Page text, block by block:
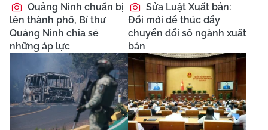
Quảng Ninh chuẩn bị
lên thành phố, Bí thư
Quảng Ninh chia sẻ
những áp lực
Sửa Luật Xuất bản:
Đổi mới để thúc đẩy
chuyển đổi số ngành xuất
bản